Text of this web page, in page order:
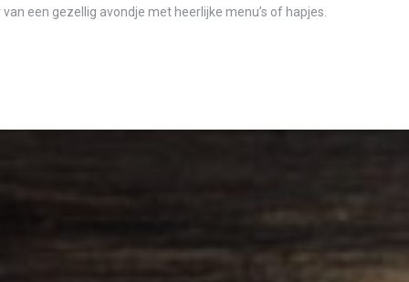
een gezellig avondje met heerlijke menu’s of hapjes.